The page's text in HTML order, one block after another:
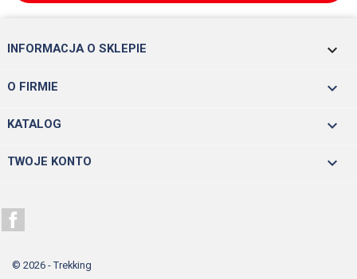
INFORMACJA O SKLEPIE keyboard_arrow_down
O FIRMIE 
KATALOG 
TWOJE KONTO 
© 2026 - Trekking